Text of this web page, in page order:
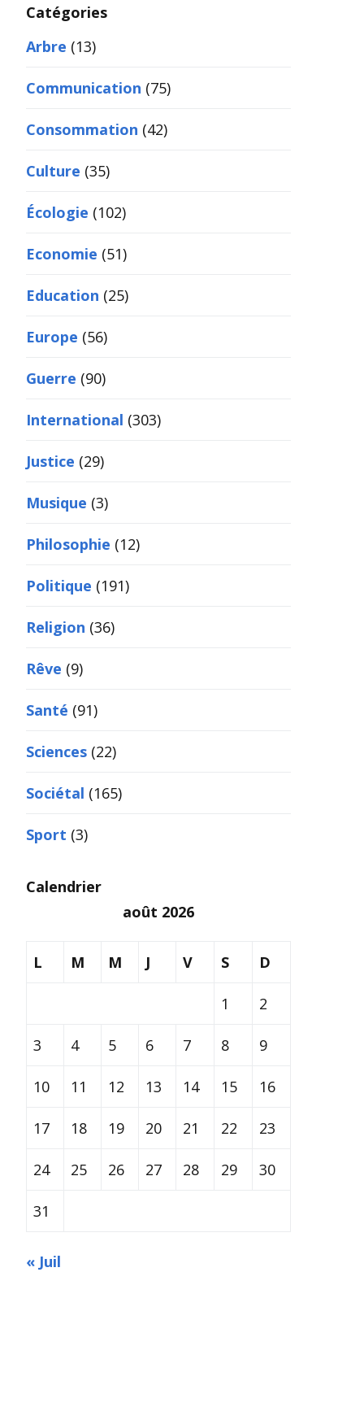
Catégories
Arbre (13)
Communication (75)
Consommation (42)
Culture (35)
Écologie (102)
Economie (51)
Education (25)
Europe (56)
Guerre (90)
International (303)
Justice (29)
Musique (3)
Philosophie (12)
Politique (191)
Religion (36)
Rêve (9)
Santé (91)
Sciences (22)
Sociétal (165)
Sport (3)
Calendrier
août 2026
L M M J V S D
1 2
3 4 5 6 7 8 9
10 11 12 13 14 15 16
17 18 19 20 21 22 23
24 25 26 27 28 29 30
31
« Juil